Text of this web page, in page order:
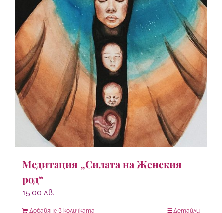
Медитация „Силата на Женския
род“
15.00 лв.
Добавяне в количката Детайли